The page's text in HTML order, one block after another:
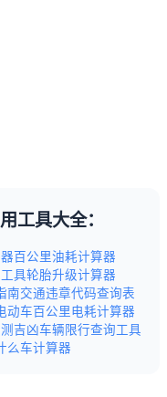
工具大全：
百公里油耗计算器
具轮胎升级计算器
南交通违章代码查询表
动车百公里电耗计算器
吉凶车辆限行查询工具
么车计算器